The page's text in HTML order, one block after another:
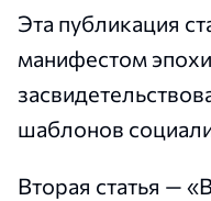
Эта публикация
манифестом
шаблонов
Вторая статья —